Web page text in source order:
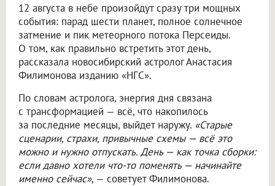
12 августа в небе произойдут сразу три мощных
события: парад шести планет, полное солнечное
затмение и пик метеорного потока Персеиды.
О том, как правильно встретить этот день,
рассказала новосибирский астролог Анастасия
Филимонова изданию «НГС».
По словам астролога, энергия дня связана
с трансформацией — всё, что накопилось
за последние месяцы, выйдет наружу. «Старые
сценарии, страхи, привычные схемы — всё это
можно и нужно отпускать. День — как точка сборки:
если давно хотели что-то поменять — начинайте
именно сейчас», — советует Филимонова.